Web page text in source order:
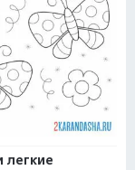
легкие